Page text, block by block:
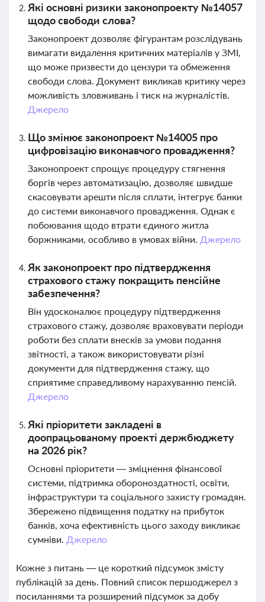
Які основні ризики законопроекту №14057
щодо свободи слова?
Законопроект дозволяє фігурантам розслідувань
вимагати видалення критичних матеріалів у ЗМІ,
що може призвести до цензури та обмеження
свободи слова. Документ викликав критику через
можливість зловживань і тиск на журналістів.
Джерело
Що змінює законопроект №14005 про
цифровізацію виконавчого провадження?
Законопроект спрощує процедуру стягнення
боргів через автоматизацію, дозволяє швидше
скасовувати арешти після сплати, інтегрує банки
до системи виконавчого провадження. Однак є
побоювання щодо втрати єдиного житла
боржниками, особливо в умовах війни. Джерело
Як законопроект про підтвердження
страхового стажу покращить пенсійне
забезпечення?
Він удосконалює процедуру підтвердження
страхового стажу, дозволяє враховувати періоди
роботи без сплати внесків за умови подання
звітності, а також використовувати різні
документи для підтвердження стажу, що
сприятиме справедливому нарахуванню пенсій.
Джерело
Які пріоритети закладені в
доопрацьованому проекті держбюджету
на 2026 рік?
Основні пріоритети — зміцнення фінансової
системи, підтримка обороноздатності, освіти,
інфраструктури та соціального захисту громадян.
Збережено підвищення податку на прибуток
банків, хоча ефективність цього заходу викликає
сумніви. Джерело
Кожне з питань — це короткий підсумок змісту
публікацій за день. Повний список першоджерел з
посиланнями та розширений підсумок за добу